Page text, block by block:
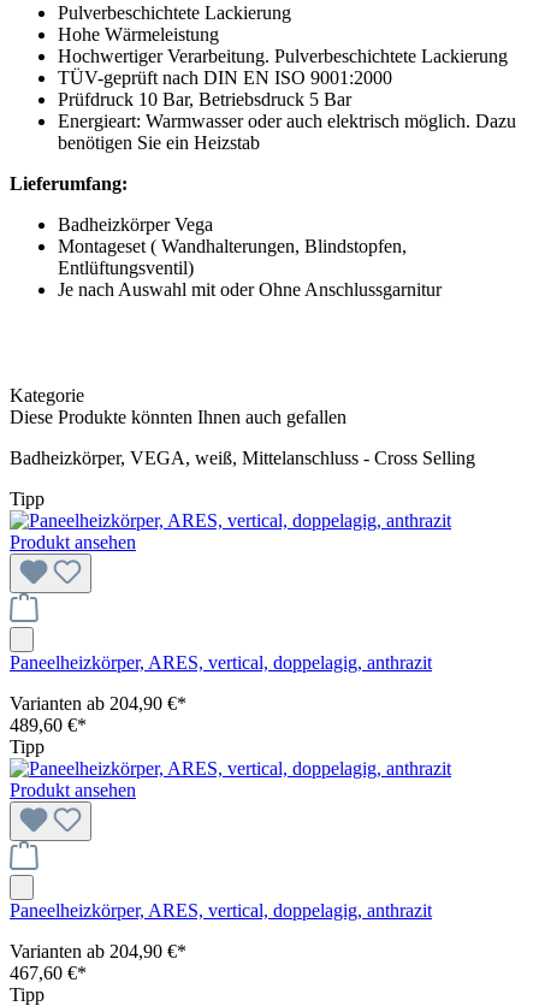
Pulverbeschichtete Lackierung
Hohe Wärmeleistung
Hochwertiger Verarbeitung. Pulverbeschichtete Lackierung
TÜV-geprüft nach DIN EN ISO 9001:2000
Prüfdruck 10 Bar, Betriebsdruck 5 Bar
Energieart: Warmwasser oder auch elektrisch möglich. Dazu
benötigen Sie ein Heizstab
Lieferumfang:
Badheizkörper Vega
Montageset ( Wandhalterungen, Blindstopfen,
Entlüftungsventil)
Je nach Auswahl mit oder Ohne Anschlussgarnitur
Kategorie
Diese Produkte könnten Ihnen auch gefallen
Badheizkörper, VEGA, weiß, Mittelanschluss - Cross Selling
Tipp
Produkt ansehen
Paneelheizkörper, ARES, vertical, doppelagig, anthrazit
Varianten ab 204,90 €*
489,60 €*
Tipp
Produkt ansehen
Paneelheizkörper, ARES, vertical, doppelagig, anthrazit
Varianten ab 204,90 €*
467,60 €*
Tipp